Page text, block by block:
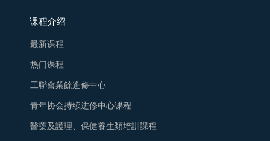
课程介绍
最新课程
热门课程
工聯會業餘進修中心
青年协会持续进修中心课程
醫藥及護理、保健養生類培訓課程